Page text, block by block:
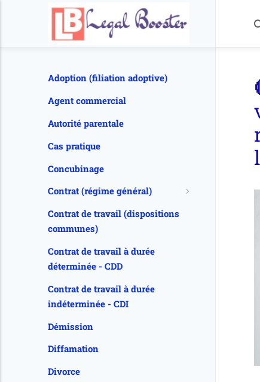
Adoption (filiation adoptive)
Agent commercial
Autorité parentale
Cas pratique
Concubinage
Contrat (régime général)
Contrat de travail (dispositions
communes)
Contrat de travail à durée
déterminée - CDD
Contrat de travail à durée
indéterminée - CDI
Démission
Diffamation
Divorce